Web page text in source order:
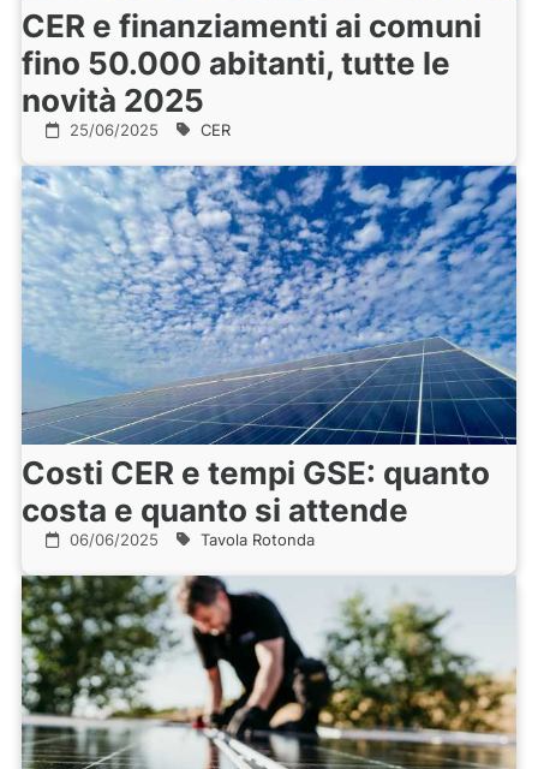
CER e finanziamenti ai comuni
fino 50.000 abitanti, tutte le
novità 2025
25/06/2025 CER
Costi CER e tempi GSE: quanto
costa e quanto si attende
06/06/2025 Tavola Rotonda